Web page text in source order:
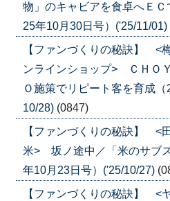
物」のキャビアを食卓へＥ
25年10月30日号）('25/11/01)
【ファンづくりの秘訣】 <
ンラインショップ> ＣＨＯ
Ｏ施策でリピート客を育成
10/28) (0847)
【ファンづくりの秘訣】 <
米> 坂ノ途中／「米のサブ
年10月23日号）('25/10/27)
【ファンづくりの秘訣】 <